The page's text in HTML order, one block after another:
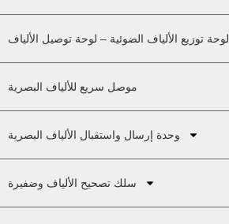
لوحة توزيع الألياف الضوئية – لوحة توصيل الألياف
موصل سريع للألياف البصرية
وحدة إرسال واستقبال الألياف البصرية
سلك تصحيح الألياف وضفيرة